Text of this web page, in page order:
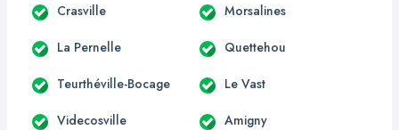
Crasville Morsalines
La Pernelle Quettehou
Teurthéville-Bocage Le Vast
Videcosville Amigny